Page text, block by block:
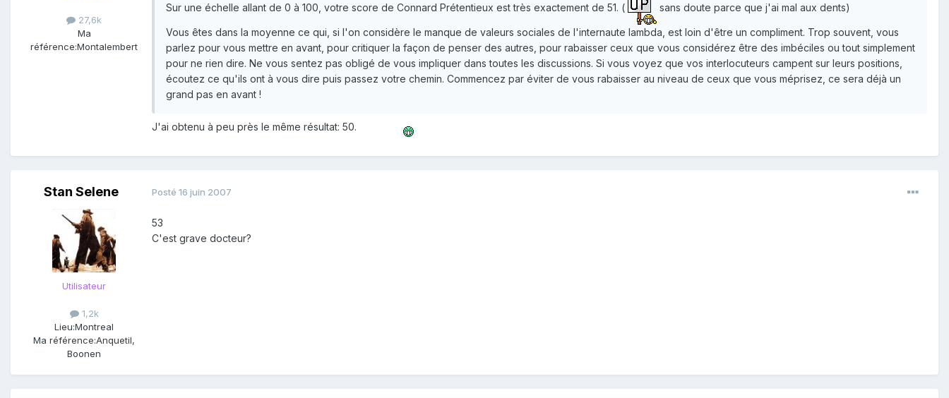
27,6k
Ma
référence:Montalembert
Sur une échelle allant de 0 à 100, votre score de Connard Prétentieux est très exactement de 51. (
sans doute parce que j'ai mal aux dents)
Vous êtes dans la moyenne ce qui, si l'on considère le manque de valeurs sociales de l'internaute lambda, est loin d'être un compliment. Trop souvent, vous
parlez pour vous mettre en avant, pour critiquer la façon de penser des autres, pour rabaisser ceux que vous considérez être des imbéciles ou tout simplement
pour ne rien dire. Ne vous sentez pas obligé de vous impliquer dans toutes les discussions. Si vous voyez que vos interlocuteurs campent sur leurs positions,
écoutez ce qu'ils ont à vous dire puis passez votre chemin. Commencez par éviter de vous rabaisser au niveau de ceux que vous méprisez, ce sera déjà un
grand pas en avant !
J'ai obtenu à peu près le même résultat: 50.
Stan Selene
Utilisateur
1,2k
Lieu:Montreal
Ma référence:Anquetil,
Boonen
Posté 16 juin 2007
53
C'est grave docteur?